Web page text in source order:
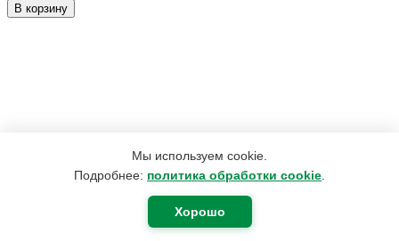
Мы используем cookie.
Подробнее: политика обработки cookie
Хорошо
В корзину